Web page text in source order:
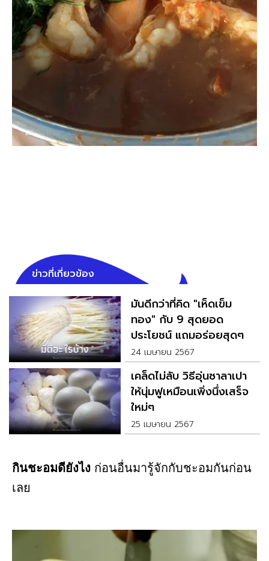
ข่าวที่เกี่ยวข้อง
มันดีกว่าที่คิด "เห็ดเข็ม
ทอง" กับ 9 สุดยอด
ประโยชน์ แถมอร่อยสุดๆ
24 เมษายน 2567
เคล็ดไม่ลับ วิธีอุ่นซาลาเปา
ให้นุ่มฟูเหมือนเพิ่งนึ่งเสร็จ
ใหม่ๆ
25 เมษายน 2567
กินชะอมดียังไง ก่อนอื่นมารู้จักกับชะอมกันก่อน
เลย